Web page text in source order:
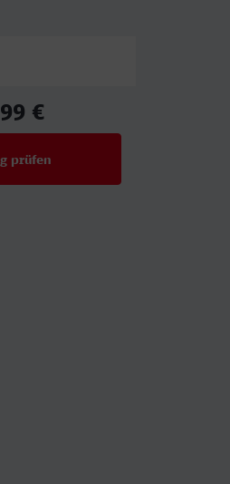
€
prüfen